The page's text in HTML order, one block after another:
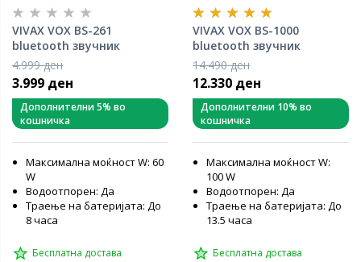
VIVAX VOX BS-261
bluetooth звучник
4.999 ден
3.999 ден
Дополнителни 5% во
кошничка
Максимална моќност W: 60
W
Водоотпорен: Да
Траење на батеријата: До
8 часа
Бесплатна достава
VIVAX VOX BS-1000
bluetooth звучник
14.490 ден
12.330 ден
Дополнителни 10% во
кошничка
Максимална моќност W:
100 W
Водоотпорен: Да
Траење на батеријата: До
13.5 часа
Бесплатна достава